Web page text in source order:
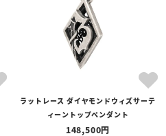
ラットレース ダイヤモンドウィズサーテ
ィーントップペンダント
148,500